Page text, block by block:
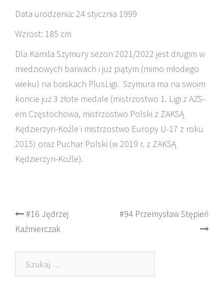
Data urodzenia: 24 stycznia 1999
Wzrost: 185 cm
Dla Kamila Szymury sezon 2021/2022 jest drugim w
miedziowych barwach i już piątym (mimo młodego
wieku) na boiskach PlusLigi. Szymura ma na swoim
koncie już 3 złote medale (mistrzostwo 1. Ligi z AZS-
em Częstochowa, mistrzostwo Polski z ZAKSĄ
Kędzierzyn-Koźle i mistrzostwo Europy U-17 z roku
2015) oraz Puchar Polski (w 2019 r. z ZAKSĄ
Kędzierzyn-Koźle).
Post
navigation
#16 Jędrzej
Kaźmierczak
#94 Przemysław Stępień
Szukaj: